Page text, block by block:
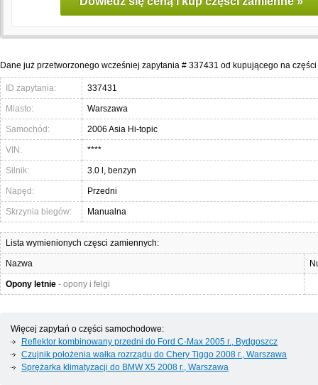
Dane już przetworzonego wcześniej zapytania # 337431 od kupującego na
ID zapytania: 337431
Miasto: Warszawa
Samochód: 2006 Asia Hi-topic
VIN: ****
Silnik: 3.0 l, benzyn
Napęd: Przedni
Skrzynia biegów: Manualna
Lista wymienionych częsci zamiennych:
Nazwa
Opony letnie - opony i felgi
Więcej zapytań o części samochodowe:
Reflektor kombinowany przedni do Ford C-Max 2005 г., Bydgoszcz
Czujnik położenia wałka rozrządu do Chery Tiggo 2008 г., Warszawa
Sprężarka klimatyzacji do BMW X5 2008 г., Warszawa